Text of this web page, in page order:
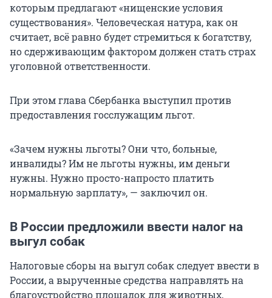
которым предлагают «нищенские условия
существования». Человеческая натура, как он
считает, всё равно будет стремиться к богатству,
но сдерживающим фактором должен стать страх
уголовной ответственности.
При этом глава Сбербанка выступил против
предоставления госслужащим льгот.
«Зачем нужны льготы? Они что, больные,
инвалиды? Им не льготы нужны, им деньги
нужны. Нужно просто-напросто платить
нормальную зарплату», — заключил он.
В России предложили ввести налог на
выгул собак
Налоговые сборы на выгул собак следует ввести в
России, а вырученные средства направлять на
благоустройство площадок для животных,